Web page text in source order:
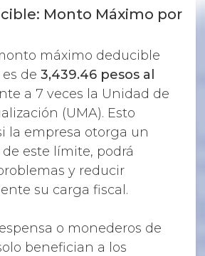
Monto Máximo por
máximo deducible
de 3,439.46 pesos al
a 7 veces la Unidad de
(UMA). Esto
la empresa otorga un
este límite, podrá
y reducir
su carga fiscal.
o monederos de
benefician a los